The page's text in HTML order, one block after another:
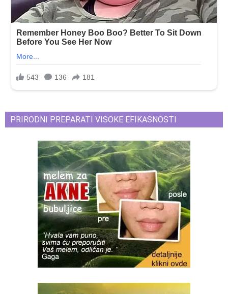
PRIRODNI PREPARATI VISOKE EFIKASNOSTI